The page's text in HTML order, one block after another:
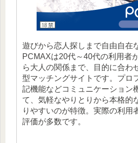
遊びから恋人探しまで自由自在
PCMAXは20代～40代の利用者
ら大人の関係まで、目的に合わ
型マッチングサイトです。プロ
記機能などコミュニケーション
て、気軽なやりとりから本格的
りやすいのが特徴。実際の利用
評価が多数です。